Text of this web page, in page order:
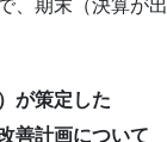
、期末（決算が
が策定した
ついて